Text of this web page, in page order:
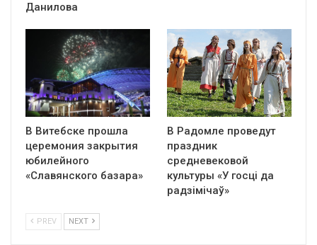
Данилова
В Витебске прошла
церемония закрытия
юбилейного
«Славянского базара»
В Радомле проведут
праздник
средневековой
культуры «У госці да
радзімічаў»
PREV NEXT